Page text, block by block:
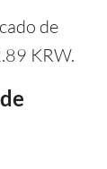
de
KRW.